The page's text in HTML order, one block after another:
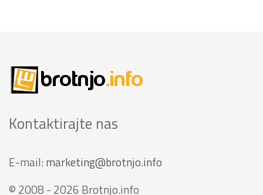
Kontaktirajte nas
E-mail: marketing@brotnjo.info
© 2008 - 2026 Brotnjo.info